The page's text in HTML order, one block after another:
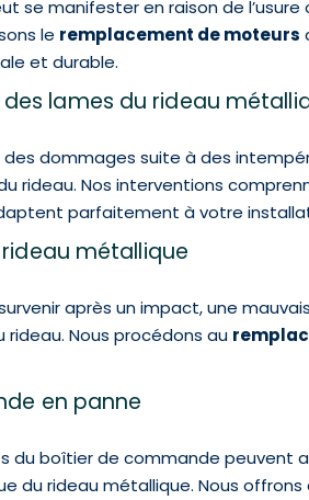
se manifester en raison de
le remplacement de moteurs
et durable.
lames du rideau
dommages suite à des
rideau. Nos interventions
parfaitement à votre
métallique
après un impact, une
Nous procédons au
en panne
du boîtier de commande peuvent
du rideau métallique. Nous